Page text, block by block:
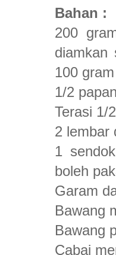
Bahan :
200
diamkan
100
1/2
Terasi 1/
2 lembar
1
boleh
Garam
Bawang
Bawang
Cabai